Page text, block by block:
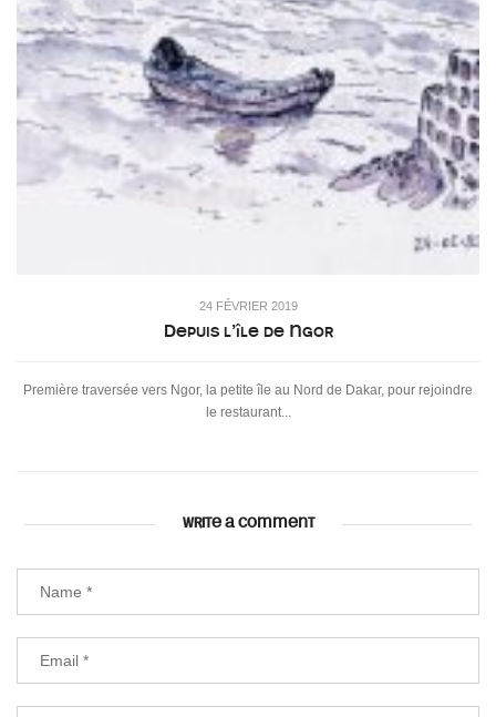
24 FÉVRIER 2019
Depuis l’île de Ngor
Première traversée vers Ngor, la petite île au Nord de Dakar, pour rejoindre
le restaurant...
WRITE A COMMENT